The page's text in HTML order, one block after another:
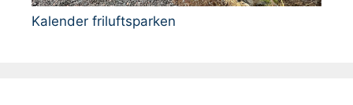
Kalender friluftsparken